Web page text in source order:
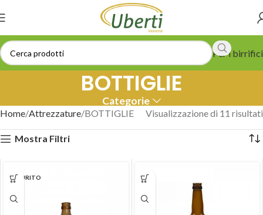
Per i birrifici
BOTTIGLIE
Categorie
Home Attrezzature BOTTIGLIE Visualizzazione di 11 risultati
Mostra Filtri
ESAURITO